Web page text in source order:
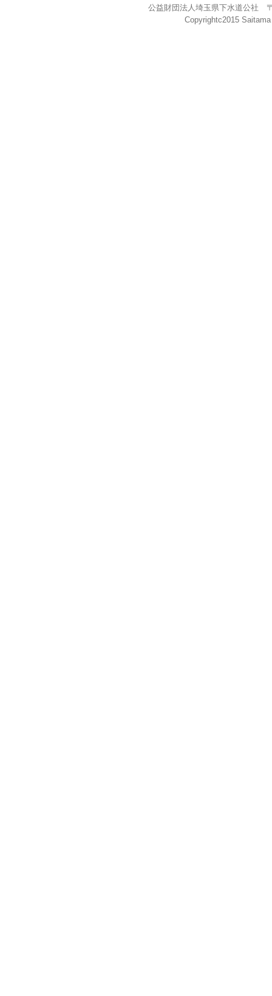
公益財団法人埼玉県下水道公社
Copyrightc2015